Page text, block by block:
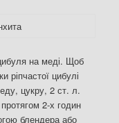
на меді. Щоб
ріпчастої цибулі
цукру, 2 ст. л.
2-х годин
блендера або